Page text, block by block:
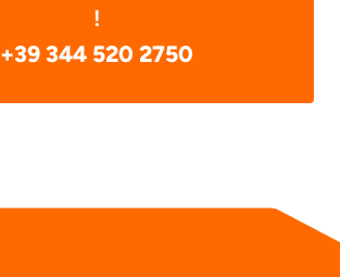
!
+39 344 520 2750